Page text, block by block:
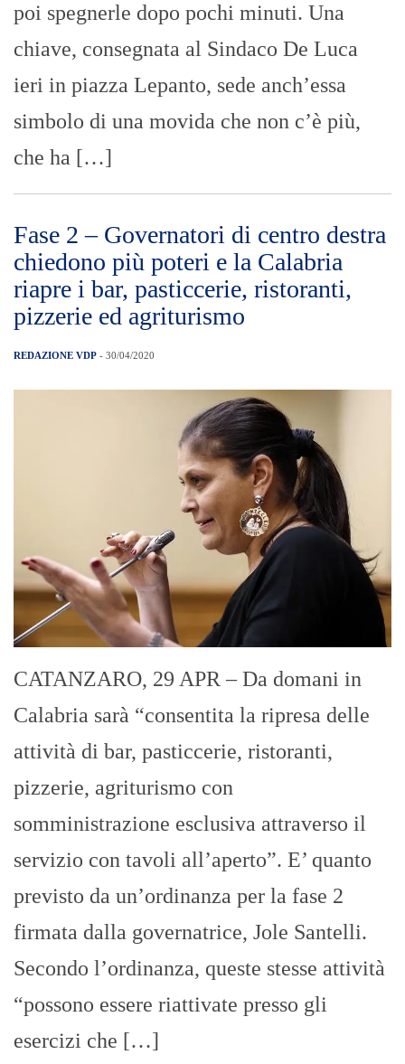
poi spegnerle dopo pochi minuti. Una
chiave, consegnata al Sindaco De Luca
ieri in piazza Lepanto, sede anch’essa
simbolo di una movida che non c’è più,
che ha […]
Fase 2 – Governatori di centro destra
chiedono più poteri e la Calabria
riapre i bar, pasticcerie, ristoranti,
pizzerie ed agriturismo
REDAZIONE VDP - 30/04/2020
CATANZARO, 29 APR – Da domani in
Calabria sarà “consentita la ripresa delle
attività di bar, pasticcerie, ristoranti,
pizzerie, agriturismo con
somministrazione esclusiva attraverso il
servizio con tavoli all’aperto”. E’ quanto
previsto da un’ordinanza per la fase 2
firmata dalla governatrice, Jole Santelli.
Secondo l’ordinanza, queste stesse attività
“possono essere riattivate presso gli
esercizi che […]